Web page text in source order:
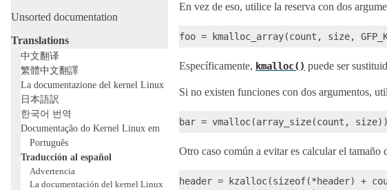
Unsorted documentation
Translations
中文翻译
繁體中文翻譯
La documentazione del kernel Linux
日本語訳
한국어 번역
Documentação do Kernel Linux em
Português
Traducción al español
Advertencia
La documentación del kernel Linux
En vez de eso, utilice la reserva con dos
Específicamente, kmalloc() puede ser
Si no existen funciones con dos argumentos,
Otro caso común a evitar es calcular el tamaño
header = kzalloc(sizeof(*header) +